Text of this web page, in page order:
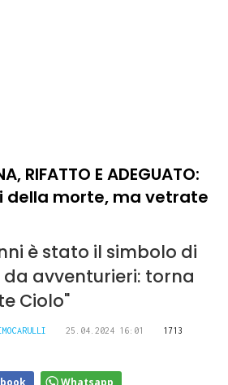
RIFATTO E ADEGUATO:
della morte, ma vetrate
è stato il simbolo di
da avventurieri: torna
Ciolo"
25.04.2024 16:01
1713